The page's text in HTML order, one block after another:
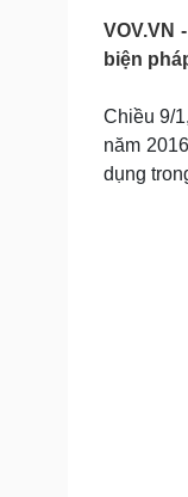
Pháp luật
Vụ án
Tin nóng
Dinh
VOV.VN
biện
Chiều 9/
năm
dụng